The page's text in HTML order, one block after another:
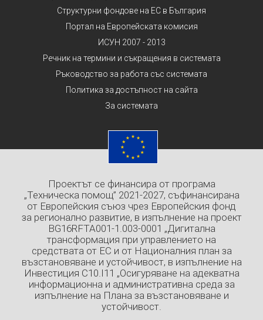
Структурни фондове на ЕС в България
Портал на Европейската комисия
ИСУН 2007 - 2013
Речник на термини и съкращения в системата
Ръководство за работа със системата
Политика за достъпност на сайта
За системата
Проектът се финансира от програма
„Техническа помощ” 2021-2027, съфинансирана
от Европейския съюз чрез Европейския фонд
за регионално развитие, в изпълнение на проект
BG16RFTA001-1.003-0001 „Дигитална
трансформация при управлението на
средствата от ЕС и от Националния план за
възстановяване и устойчивост, в изпълнение на
Инвестиция C10.I11 „Осигуряване на адекватна
информационна и административна среда за
изпълнение на Плана за възстановяване и
устойчивост.